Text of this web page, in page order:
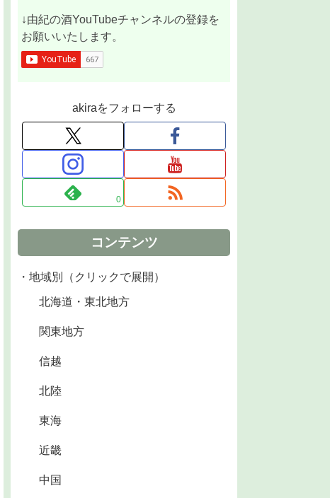
↓由紀の酒YouTubeチャンネルの登録を
お願いいたします。
akiraをフォローする
0
コンテンツ
・地域別（クリックで展開）
北海道・東北地方
関東地方
信越
北陸
東海
近畿
中国